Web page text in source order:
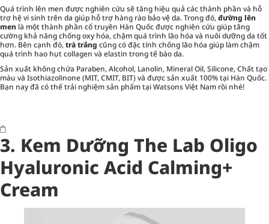
Quá trình lên men được nghiên cứu sẽ tăng hiệu quả các thành phần và hỗ
trợ hệ vi sinh trên da giúp hỗ trợ hàng rào bảo vệ da. Trong đó,đường lên
men là một thành phần cổ truyền Hàn Quốc được nghiên cứu giúp tăng
cường khả năng chống oxy hóa, chậm quá trình lão hóa và nuôi dưỡng da tốt
hơn. Bên cạnh đó,trà trắng cũng có đặc tính chống lão hóa giúp làm chậm
quá trình hao hụt collagen và elastin trong tế bào da.
Sản xuất không chứa Paraben, Alcohol, Lanolin, Mineral Oil, Silicone, Chất tạo
màu và Isothiazolinone (MIT, CMIT, BIT) và được sản xuất 100% tại Hàn Quốc.
Bạn nay đã có thể trải nghiệm sản phẩm tại Watsons Việt Nam rồi nhé!
3. Kem Dưỡng The Lab Oligo
Hyaluronic Acid Calming+
Cream